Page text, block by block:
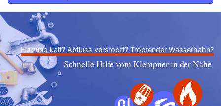
Heizung kalt? Abfluss verstopft? Tropfender Wasserhahn?
Schnelle Hilfe vom Klempner in der Nähe